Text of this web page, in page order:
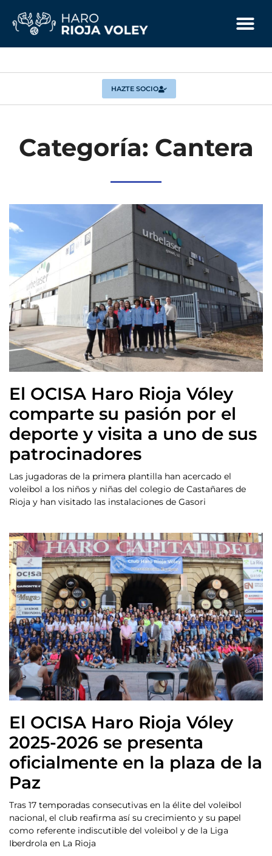
HAZTE SOCIO
Categoría: Cantera
El OCISA Haro Rioja Vóley
comparte su pasión por el
deporte y visita a uno de sus
patrocinadores
Las jugadoras de la primera plantilla han acercado el
voleibol a los niños y niñas del colegio de Castañares de
Rioja y han visitado las instalaciones de Gasori
El OCISA Haro Rioja Vóley
2025-2026 se presenta
oficialmente en la plaza de la
Paz
Tras 17 temporadas consecutivas en la élite del voleibol
nacional, el club reafirma así su crecimiento y su papel
como referente indiscutible del voleibol y de la Liga
Iberdrola en La Rioja